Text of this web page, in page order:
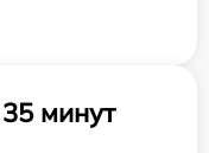
минут